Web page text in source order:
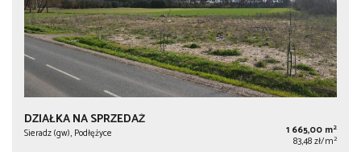
DZIAŁKA NA SPRZEDAŻ
Sieradz (gw), Podłężyce 1 665,00 m2
83,48 zł/m2